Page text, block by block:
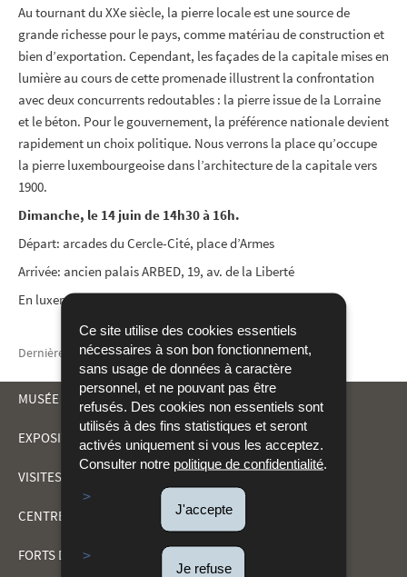
Ce site utilise des cookies essentiels
nécessaires à son bon fonctionnement,
sans usage de données à caractère
personnel, et ne pouvant pas être
refusés. Des cookies non essentiels sont
utilisés à des fins statistiques et seront
activés uniquement si vous les acceptez.
Consulter notre politique de confidentialité.
J'accepte
Je refuse
Au tournant du XXe siècle, la pierre locale est une source de
grande richesse pour le pays, comme matériau de construction et
bien d’exportation. Cependant, les façades de la capitale mises en
lumière au cours de cette promenade illustrent la confrontation
avec deux concurrents redoutables : la pierre issue de la Lorraine
et le béton. Pour le gouvernement, la préférence nationale devient
rapidement un choix politique. Nous verrons la place qu’occupe
la pierre luxembourgeoise dans l’architecture de la capitale vers
1900.
Dimanche, le 14 juin de 14h30 à 16h.
Départ: arcades du Cercle-Cité, place d’Armes
Arrivée: ancien palais ARBED, 19, av. de la Liberté
En luxembourgeois, gratuit.
Dernière mise à jour27/03/2026
MENU
DE
NAVIGATION
MUSÉE DRÄI EECHELEN
EXPOSITIONS
VISITES ET ACTIVITÉS
CENTRE DE DOCUMENTATION
FORTS DU KIRCHBERG